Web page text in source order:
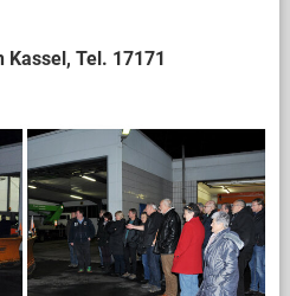
Tel. 17171